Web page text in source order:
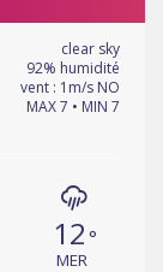
clear sky
92% humidité
vent : 1m/s NO
MAX 7 • MIN 7
12 °
MER